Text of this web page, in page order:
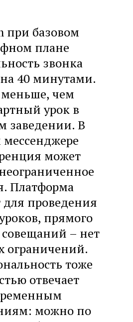
при базовом
плане
звонка
40 минутами.
меньше, чем
урок в
заведении. В
может
Платформа
для проведения
прямого
– нет
ограничений.
тоже
отвечает
можно по